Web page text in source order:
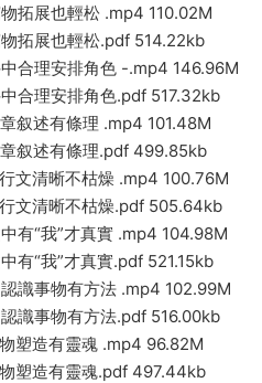
拓展也輕松 .mp4 110.02M
拓展也輕松.pdf 514.22kb
合理安排角色 -.mp4 146.96M
合理安排角色.pdf 517.32kb
叙述有條理 .mp4 101.48M
叙述有條理.pdf 499.85kb
文清晰不枯燥 .mp4 100.76M
文清晰不枯燥.pdf 505.64kb
有“我”才真實 .mp4 104.98M
有“我”才真實.pdf 521.15kb
識事物有方法 .mp4 102.99M
識事物有方法.pdf 516.00kb
塑造有靈魂 .mp4 96.82M
塑造有靈魂.pdf 497.44kb